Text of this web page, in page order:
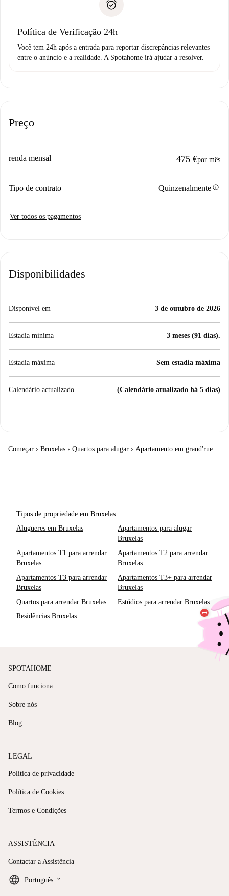
Débito direto bancário
não comunicar nenhum problema.
Política de Verificação 24h
Você tem 24h após a entrada para reportar discrepâncias relevantes
entre o anúncio e a realidade. A Spotahome irá ajudar a resolver.
Preço
renda mensal 475 €por mês
Tipo de contrato Quinzenalmenteinfo
Ver todos os pagamentos
Disponibilidades
Disponível em 3 de outubro de 2026
Estadia mínima 3 meses (91 dias).
Estadia máxima Sem estadia máxima
Calendário actualizado (Calendário atualizado há 5 dias)
Começar › Bruxelas › Quartos para alugar › Apartamento em grand'rue
Tipos de propriedade em Bruxelas
Alugueres em Bruxelas
Apartamentos para alugar
Bruxelas
Apartamentos T1 para arrendar
Bruxelas
Apartamentos T2 para arrendar
Bruxelas
Apartamentos T3 para arrendar
Bruxelas
Apartamentos T3+ para arrendar
Bruxelas
Quartos para arrendar Bruxelas
Estúdios para arrendar Bruxelas
Residências Bruxelas
SPOTAHOME
Como funciona
Sobre nós
Blog
LEGAL
Política de privacidade
Política de Cookies
Termos e Condições
ASSISTÊNCIA
Contactar a Assistência
Português keyboard_arrow_down